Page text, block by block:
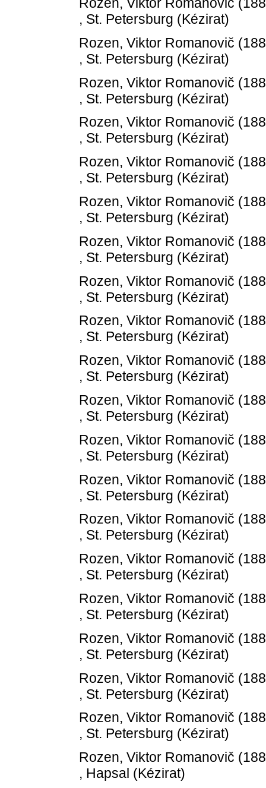
, St. Petersburg (Kézirat)
Rozen, Viktor Romanovič
, St. Petersburg (Kézirat)
Rozen, Viktor Romanovič
, St. Petersburg (Kézirat)
Rozen, Viktor Romanovič
, St. Petersburg (Kézirat)
Rozen, Viktor Romanovič
, St. Petersburg (Kézirat)
Rozen, Viktor Romanovič
, St. Petersburg (Kézirat)
Rozen, Viktor Romanovič
, St. Petersburg (Kézirat)
Rozen, Viktor Romanovič
, St. Petersburg (Kézirat)
Rozen, Viktor Romanovič
, St. Petersburg (Kézirat)
Rozen, Viktor Romanovič
, St. Petersburg (Kézirat)
Rozen, Viktor Romanovič
, St. Petersburg (Kézirat)
Rozen, Viktor Romanovič
, St. Petersburg (Kézirat)
Rozen, Viktor Romanovič
, St. Petersburg (Kézirat)
Rozen, Viktor Romanovič
, St. Petersburg (Kézirat)
Rozen, Viktor Romanovič
, St. Petersburg (Kézirat)
Rozen, Viktor Romanovič
, St. Petersburg (Kézirat)
Rozen, Viktor Romanovič
, St. Petersburg (Kézirat)
Rozen, Viktor Romanovič
, St. Petersburg (Kézirat)
Rozen, Viktor Romanovič
, St. Petersburg (Kézirat)
Rozen, Viktor Romanovič
, Hapsal (Kézirat)